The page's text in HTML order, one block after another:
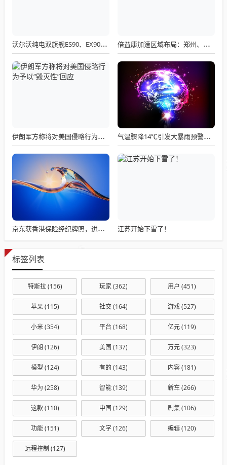
沃尔沃纯电双旗舰ES90、EX90开启预售 全新XC70感恩版上市 倍益康加速区域布局：郑州、济南、长沙三地分公司开业启幕
伊朗军方称将对美国侵略行为予以“毁灭性”回应 气温骤降14℃引发大暴雨预警，多地机场受影响，紧急提醒发布
京东获香港保险经纪牌照，进军香港金融市场 江苏开始下雪了！
标签列表
特斯拉(156) 玩家(362) 用户 (451)
苹果(115) 社交(164) 游戏(527)
小米(354) 平台 (168) 亿元(119)
伊朗 (126) 美国 (137) 万元(323)
模型 (124) 有的 (143) 内容(181)
华为 (258) 智能(139) 新车(266)
这款(110) 中国 (129) 剧集(106)
功能(151) 文字(126) 编辑(120)
远程控制 (127)